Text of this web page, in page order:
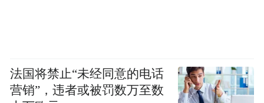
法国将禁止“未经同意的电话
营销”，违者或被罚数万至数